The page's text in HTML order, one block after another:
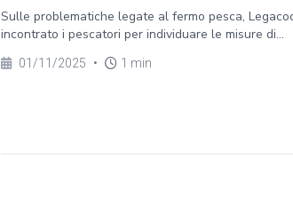
Sulle problematiche legate al fermo pesca,
incontrato i pescatori per individuare le misure di...
01/11/2025 • 1 min